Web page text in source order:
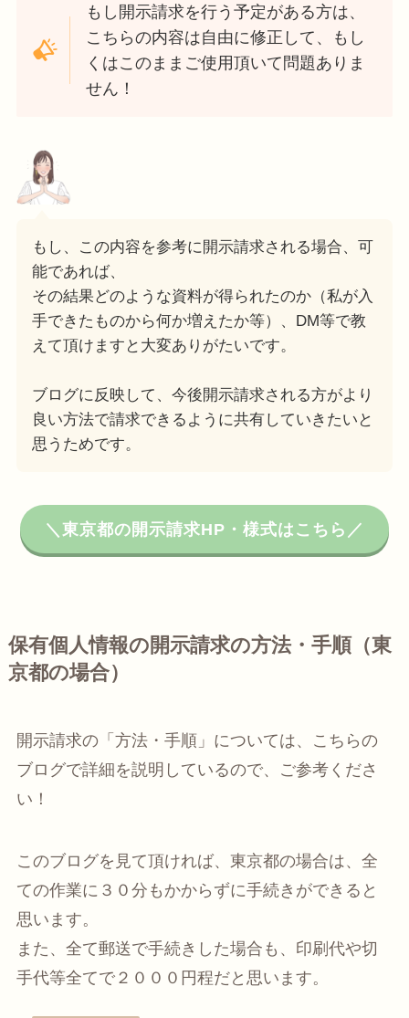
もし開示請求を行う予定がある方は、
こちらの内容は自由に修正して、もし
くはこのままご使用頂いて問題ありま
せん！
もし、この内容を参考に開示請求される場合、可
能であれば、
その結果どのような資料が得られたのか（私が入
手できたものから何か増えたか等）、DM等で教
えて頂けますと大変ありがたいです。
ブログに反映して、今後開示請求される方がより
良い方法で請求できるように共有していきたいと
思うためです。
＼東京都の開示請求HP・様式はこちら／
保有個人情報の開示請求の方法・手順（東
京都の場合）
開示請求の「方法・手順」については、こちらの
ブログで詳細を説明しているので、ご参考くださ
い！
このブログを見て頂ければ、東京都の場合は、全
ての作業に３０分もかからずに手続きができると
思います。
また、全て郵送で手続きした場合も、印刷代や切
手代等全てで２０００円程だと思います。